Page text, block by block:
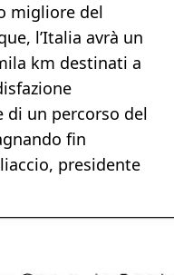
migliore del
l’Italia avrà un
km destinati a
di un percorso del
fin
presidente